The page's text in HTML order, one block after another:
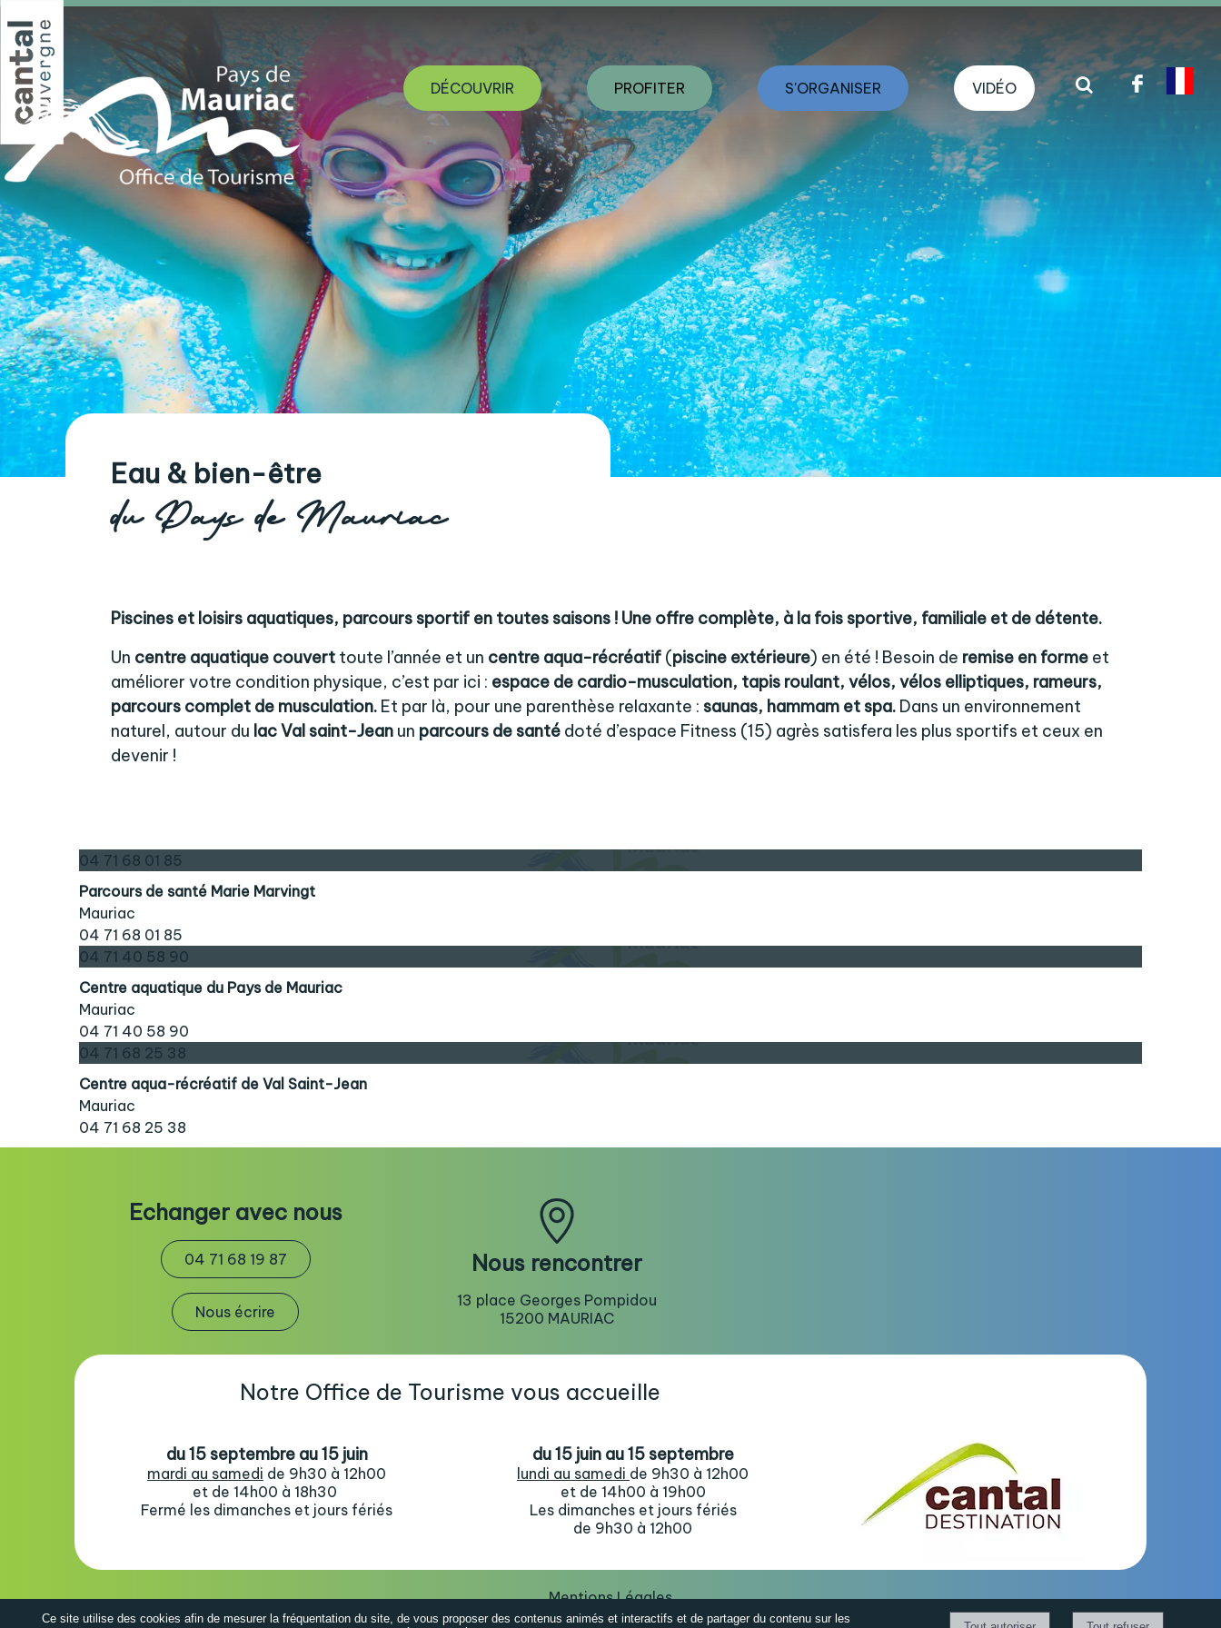
DÉCOUVRIR PROFITER S'ORGANISER VIDÉO
Eau & bien-être
du Pays de Mauriac
Piscines et loisirs aquatiques, parcours sportif en toutes saisons ! Une offre complète, à la fois sportive, familiale et de détente.
Un centre aquatique couvert toute l’année et un centre aqua-récréatif (piscine extérieure) en été ! Besoin de remise en forme et
améliorer votre condition physique, c’est par ici : espace de cardio-musculation, tapis roulant, vélos, vélos elliptiques, rameurs,
parcours complet de musculation. Et par là, pour une parenthèse relaxante : saunas, hammam et spa. Dans un environnement
naturel, autour du lac Val saint-Jean un parcours de santé doté d’espace Fitness (15) agrès satisfera les plus sportifs et ceux en
devenir !
04 71 68 01 85
Parcours de santé Marie Marvingt
Mauriac
04 71 68 01 85
04 71 40 58 90
Centre aquatique du Pays de Mauriac
Mauriac
04 71 40 58 90
04 71 68 25 38
Centre aqua-récréatif de Val Saint-Jean
Mauriac
04 71 68 25 38
Echanger avec nous
04 71 68 19 87
Nous écrire
Nous rencontrer
13 place Georges Pompidou
15200 MAURIAC
Notre Office de Tourisme vous accueille
du 15 septembre au 15 juin
mardi au samedi de 9h30 à 12h00
et de 14h00 à 18h30
Fermé les dimanches et jours fériés
du 15 juin au 15 septembre
lundi au samedi de 9h30 à 12h00
et de 14h00 à 19h00
Les dimanches et jours fériés
de 9h30 à 12h00
Mentions Légales
Ce site utilise des cookies afin de mesurer la fréquentation du site, de vous proposer des contenus animés et interactifs et de partager du contenu sur les